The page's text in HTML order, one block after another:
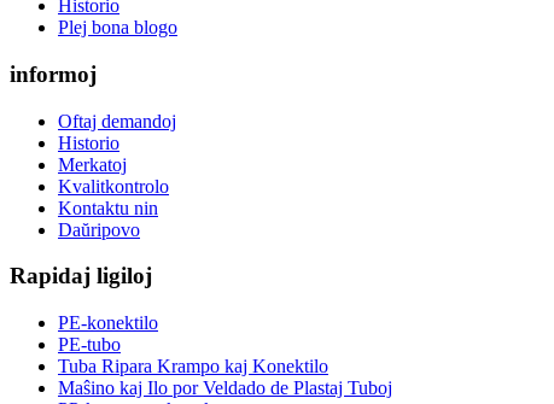
Historio
Plej bona blogo
informoj
Oftaj demandoj
Historio
Merkatoj
Kvalitkontrolo
Kontaktu nin
Daŭripovo
Rapidaj ligiloj
PE-konektilo
PE-tubo
Tuba Ripara Krampo kaj Konektilo
Maŝino kaj Ilo por Veldado de Plastaj Tuboj